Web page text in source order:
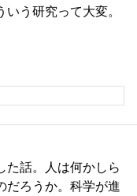
う研究って大変。
た話。人は何かしら
だろうか。科学が進